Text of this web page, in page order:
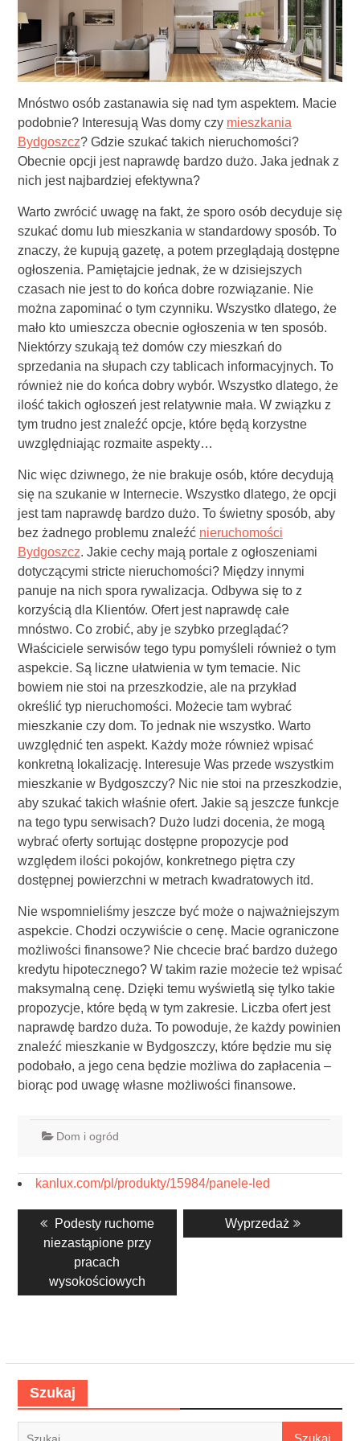
Mnóstwo osób zastanawia się nad tym aspektem. Macie
podobnie? Interesują Was domy czy mieszkania
Bydgoszcz? Gdzie szukać takich nieruchomości?
Obecnie opcji jest naprawdę bardzo dużo. Jaka jednak z
nich jest najbardziej efektywna?
Warto zwrócić uwagę na fakt, że sporo osób decyduje się
szukać domu lub mieszkania w standardowy sposób. To
znaczy, że kupują gazetę, a potem przeglądają dostępne
ogłoszenia. Pamiętajcie jednak, że w dzisiejszych
czasach nie jest to do końca dobre rozwiązanie. Nie
można zapominać o tym czynniku. Wszystko dlatego, że
mało kto umieszcza obecnie ogłoszenia w ten sposób.
Niektórzy szukają też domów czy mieszkań do
sprzedania na słupach czy tablicach informacyjnych. To
również nie do końca dobry wybór. Wszystko dlatego, że
ilość takich ogłoszeń jest relatywnie mała. W związku z
tym trudno jest znaleźć opcje, które będą korzystne
uwzględniając rozmaite aspekty…
Nic więc dziwnego, że nie brakuje osób, które decydują
się na szukanie w Internecie. Wszystko dlatego, że opcji
jest tam naprawdę bardzo dużo. To świetny sposób, aby
bez żadnego problemu znaleźć nieruchomości
Bydgoszcz. Jakie cechy mają portale z ogłoszeniami
dotyczącymi stricte nieruchomości? Między innymi
panuje na nich spora rywalizacja. Odbywa się to z
korzyścią dla Klientów. Ofert jest naprawdę całe
mnóstwo. Co zrobić, aby je szybko przeglądać?
Właściciele serwisów tego typu pomyśleli również o tym
aspekcie. Są liczne ułatwienia w tym temacie. Nic
bowiem nie stoi na przeszkodzie, ale na przykład
określić typ nieruchomości. Możecie tam wybrać
mieszkanie czy dom. To jednak nie wszystko. Warto
uwzględnić ten aspekt. Każdy może również wpisać
konkretną lokalizację. Interesuje Was przede wszystkim
mieszkanie w Bydgoszczy? Nic nie stoi na przeszkodzie,
aby szukać takich właśnie ofert. Jakie są jeszcze funkcje
na tego typu serwisach? Dużo ludzi docenia, że mogą
wybrać oferty sortując dostępne propozycje pod
względem ilości pokojów, konkretnego piętra czy
dostępnej powierzchni w metrach kwadratowych itd.
Nie wspomnieliśmy jeszcze być może o najważniejszym
aspekcie. Chodzi oczywiście o cenę. Macie ograniczone
możliwości finansowe? Nie chcecie brać bardzo dużego
kredytu hipotecznego? W takim razie możecie też wpisać
maksymalną cenę. Dzięki temu wyświetlą się tylko takie
propozycje, które będą w tym zakresie. Liczba ofert jest
naprawdę bardzo duża. To powoduje, że każdy powinien
znaleźć mieszkanie w Bydgoszczy, które będzie mu się
podobało, a jego cena będzie możliwa do zapłacenia –
biorąc pod uwagę własne możliwości finansowe.
Dom i ogród
kanlux.com/pl/produkty/15984/panele-led
wpisuPrevious
post:
Podesty ruchome
niezastąpione przy
pracach
wysokościowych
Next
post:
Wyprzedaż
Szukaj